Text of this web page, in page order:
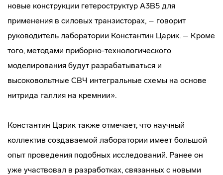
новые конструкции гетероструктур A3B5 для
применения в силовых транзисторах, – говорит
руководитель лаборатории Константин Царик. – Кроме
того, методами приборно-технологического
моделирования будут разрабатываться и
высоковольтные СВЧ интегральные схемы на основе
нитрида галлия на кремнии».
Константин Царик также отмечает, что научный
коллектив создаваемой лаборатории имеет большой
опыт проведения подобных исследований. Ранее он
уже участвовал в разработках, связанных с новыми